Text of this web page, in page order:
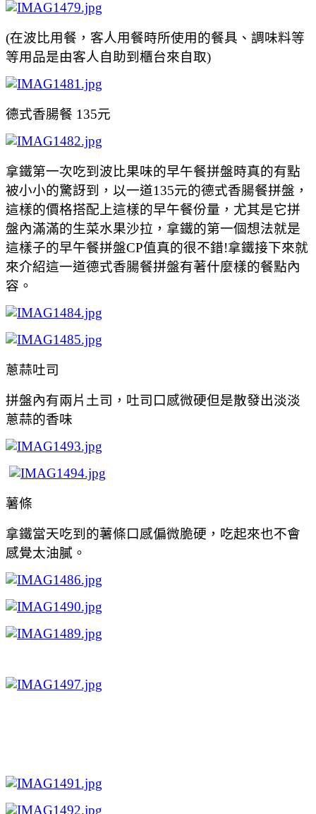
(在波比用餐，客人用餐時所使用的餐具、調味料等
等用品是由客人自助到櫃台來自取)
德式香腸餐 135元
拿鐵第一次吃到波比果味的早午餐拼盤時真的有點
被小小的驚訝到，以一道135元的德式香腸餐拼盤，
這樣的價格搭配上這樣的早午餐份量，尤其是它拼
盤內滿滿的生菜水果沙拉，拿鐵的第一個想法就是
這樣子的早午餐拼盤CP值真的很不錯!拿鐵接下來就
來介紹這一道德式香腸餐拼盤有著什麼樣的餐點內
容。
蔥蒜吐司
拼盤內有兩片土司，吐司口感微硬但是散發出淡淡
蔥蒜的香味
薯條
拿鐵當天吃到的薯條口感偏微脆硬，吃起來也不會
感覺太油膩。